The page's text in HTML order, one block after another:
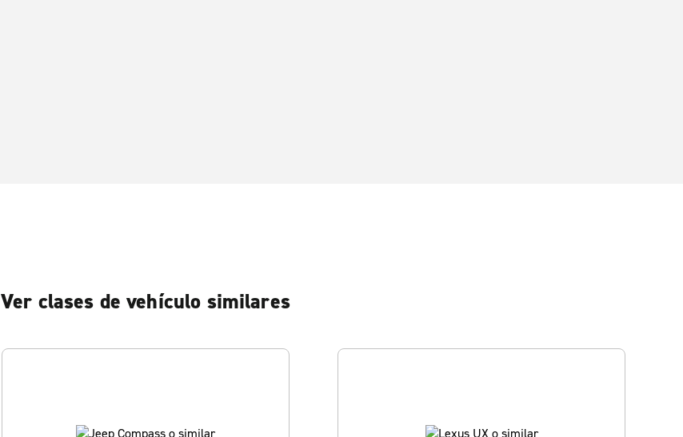
Ver clases de vehículo similares